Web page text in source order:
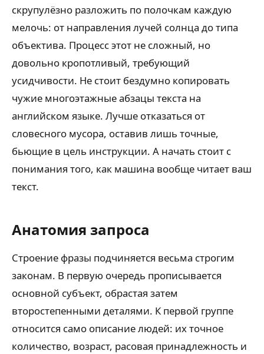
скрупулёзно разложить по полочкам каждую
мелочь: от направления лучей солнца до типа
объектива. Процесс этот не сложный, но
довольно кропотливый, требующий
усидчивости. Не стоит бездумно копировать
чужие многоэтажные абзацы текста на
английском языке. Лучше отказаться от
словесного мусора, оставив лишь точные,
бьющие в цель инструкции. А начать стоит с
понимания того, как машина вообще читает ваш
текст.
Анатомия запроса
Строение фразы подчиняется весьма строгим
законам. В первую очередь прописывается
основной субъект, обрастая затем
второстепенными деталями. К первой группе
относится само описание людей: их точное
количество, возраст, расовая принадлежность и